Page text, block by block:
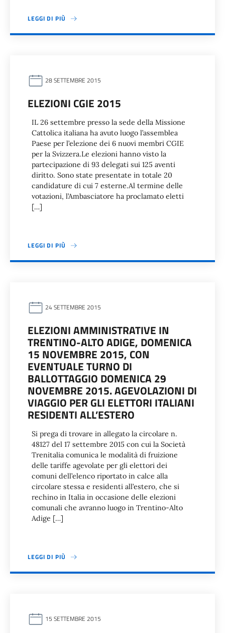
LEGGI DI PIÙ
28 SETTEMBRE 2015
ELEZIONI CGIE 2015
IL 26 settembre presso la sede della Missione
Cattolica italiana ha avuto luogo l’assemblea
Paese per l’elezione dei 6 nuovi membri CGIE
per la Svizzera.Le elezioni hanno visto la
partecipazione di 93 delegati sui 125 aventi
diritto. Sono state presentate in totale 20
candidature di cui 7 esterne.Al termine delle
votazioni, l’Ambasciatore ha proclamato eletti
[…]
LEGGI DI PIÙ
24 SETTEMBRE 2015
ELEZIONI AMMINISTRATIVE IN
TRENTINO-ALTO ADIGE, DOMENICA
15 NOVEMBRE 2015, CON
EVENTUALE TURNO DI
BALLOTTAGGIO DOMENICA 29
NOVEMBRE 2015. AGEVOLAZIONI DI
VIAGGIO PER GLI ELETTORI ITALIANI
RESIDENTI ALL’ESTERO
Si prega di trovare in allegato la circolare n.
48127 del 17 settembre 2015 con cui la Società
Trenitalia comunica le modalità di fruizione
delle tariffe agevolate per gli elettori dei
comuni dell’elenco riportato in calce alla
circolare stessa e residenti all’estero, che si
rechino in Italia in occasione delle elezioni
comunali che avranno luogo in Trentino-Alto
Adige […]
LEGGI DI PIÙ
15 SETTEMBRE 2015